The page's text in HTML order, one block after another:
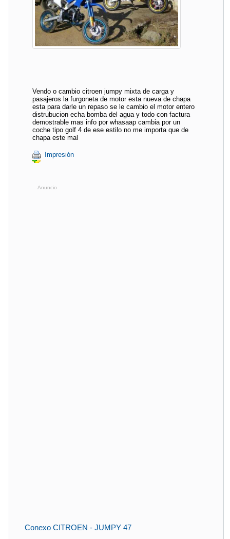
Vendo o cambio citroen jumpy mixta de carga y
pasajeros la furgoneta de motor esta nueva de chapa
esta para darle un repaso se le cambio el motor entero
distrubucion echa bomba del agua y todo con factura
demostrable mas info por whasaap cambia por un
coche tipo golf 4 de ese estilo no me importa que de
chapa este mal
Impresión
Anuncio
Conexo CITROEN - JUMPY 47